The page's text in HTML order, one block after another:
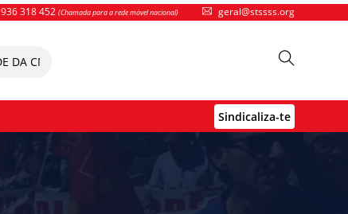
318 452 (Chamada para a rede móvel nacional) geral@stssss.org
PORTO Com esta (des)assistência social é mesmo
Sindicaliza-te